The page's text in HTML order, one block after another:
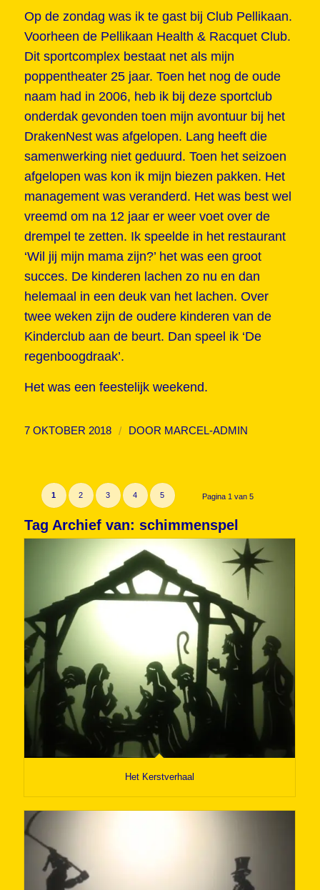
Op de zondag was ik te gast bij Club Pellikaan.
Voorheen de Pellikaan Health & Racquet Club.
Dit sportcomplex bestaat net als mijn
poppentheater 25 jaar. Toen het nog de oude
naam had in 2006, heb ik bij deze sportclub
onderdak gevonden toen mijn avontuur bij het
DrakenNest was afgelopen. Lang heeft die
samenwerking niet geduurd. Toen het seizoen
afgelopen was kon ik mijn biezen pakken. Het
management was veranderd. Het was best wel
vreemd om na 12 jaar er weer voet over de
drempel te zetten. Ik speelde in het restaurant
‘Wil jij mijn mama zijn?’ het was een groot
succes. De kinderen lachen zo nu en dan
helemaal in een deuk van het lachen. Over
twee weken zijn de oudere kinderen van de
Kinderclub aan de beurt. Dan speel ik ‘De
regenboogdraak’.
Het was een feestelijk weekend.
7 OKTOBER 2018 / DOOR MARCEL-ADMIN
Pagina 1 van 5
1 2 3 4 5
Tag Archief van: schimmenspel
Het Kerstverhaal